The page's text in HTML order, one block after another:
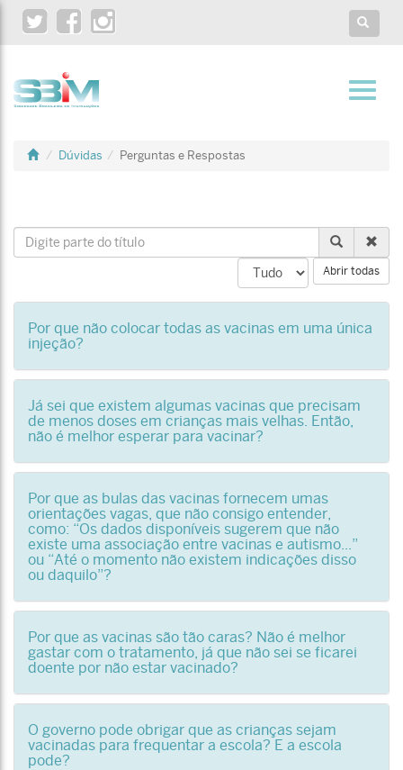
Toggle
search
TwitterFacebook
Dúvidas Perguntas e Respostas
Digite
parte
título
Abrir todas
Por que não colocar todas as vacinas em uma única
injeção?
Já sei que existem algumas vacinas que precisam
de menos doses em crianças mais velhas. Então,
não é melhor esperar para vacinar?
Por que as bulas das vacinas fornecem umas
orientações vagas, que não consigo entender,
como: “Os dados disponíveis sugerem que não
existe uma associação entre vacinas e autismo...”
ou “Até o momento não existem indicações disso
ou daquilo”?
Por que as vacinas são tão caras? Não é melhor
gastar com o tratamento, já que não sei se ficarei
doente por não estar vacinado?
O governo pode obrigar que as crianças sejam
vacinadas para frequentar a escola? E a escola
pode?